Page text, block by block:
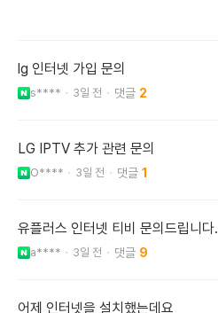
lg 인터넷 가입 문의
s**** 3일 전 2
LG IPTV 추가 관련 문의
O**** 3일 전 1
유플러스 인터넷 티비 문의드립니다.
a**** 3일 전 9
어제 인터넷을 설치했는데요